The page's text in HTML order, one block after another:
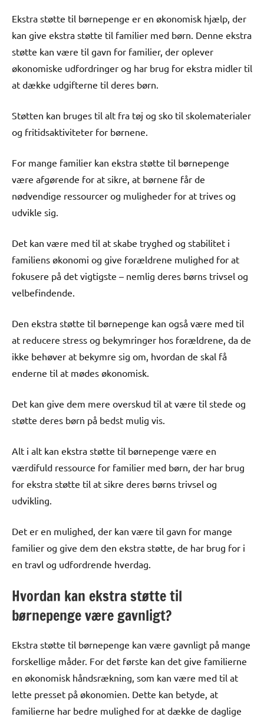
Ekstra støtte til børnepenge er en økonomisk hjælp, der
kan give ekstra støtte til familier med børn. Denne ekstra
støtte kan være til gavn for familier, der oplever
økonomiske udfordringer og har brug for ekstra midler til
at dække udgifterne til deres børn.
Støtten kan bruges til alt fra tøj og sko til skolematerialer
og fritidsaktiviteter for børnene.
For mange familier kan ekstra støtte til børnepenge
være afgørende for at sikre, at børnene får de
nødvendige ressourcer og muligheder for at trives og
udvikle sig.
Det kan være med til at skabe tryghed og stabilitet i
familiens økonomi og give forældrene mulighed for at
fokusere på det vigtigste – nemlig deres børns trivsel og
velbefindende.
Den ekstra støtte til børnepenge kan også være med til
at reducere stress og bekymringer hos forældrene, da de
ikke behøver at bekymre sig om, hvordan de skal få
enderne til at mødes økonomisk.
Det kan give dem mere overskud til at være til stede og
støtte deres børn på bedst mulig vis.
Alt i alt kan ekstra støtte til børnepenge være en
værdifuld ressource for familier med børn, der har brug
for ekstra støtte til at sikre deres børns trivsel og
udvikling.
Det er en mulighed, der kan være til gavn for mange
familier og give dem den ekstra støtte, de har brug for i
en travl og udfordrende hverdag.
Hvordan kan ekstra støtte til
børnepenge være gavnligt?
Ekstra støtte til børnepenge kan være gavnligt på mange
forskellige måder. For det første kan det give familierne
en økonomisk håndsrækning, som kan være med til at
lette presset på økonomien. Dette kan betyde, at
familierne har bedre mulighed for at dække de daglige